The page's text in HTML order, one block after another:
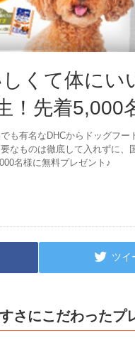
くて体にい
！先着5,000
も有名なDHCからドッグフ
なものは徹底して入れずに
名様に無料プレゼント♪
ツイ
さにこだわったプ